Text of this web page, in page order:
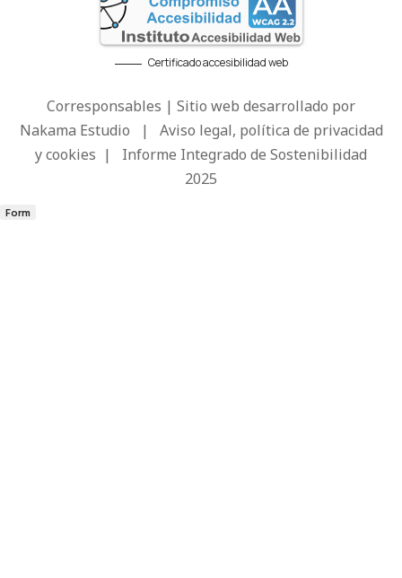
Certificado accesibilidad web
Corresponsables | Sitio web desarrollado por
Nakama Estudio | Aviso legal, política de privacidad
y cookies | Informe Integrado de Sostenibilidad
2025
Form